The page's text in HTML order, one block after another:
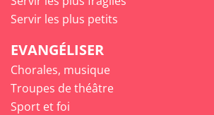
Servir les plus petits
EVANGÉLISER
Chorales, musique
Troupes de théâtre
Sport et foi